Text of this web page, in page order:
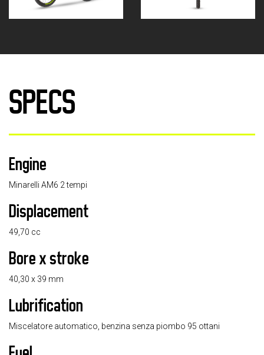
SPECS
Engine
Minarelli AM6 2 tempi
Displacement
49,70 cc
Bore x stroke
40,30 x 39 mm
Lubrification
Miscelatore automatico, benzina senza piombo 95 ottani